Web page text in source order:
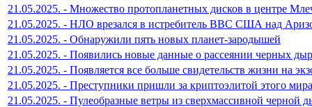
21.05.2025. - Множество протопланетных дисков в центре
21.05.2025. - НЛО врезался в истребитель ВВС США над
21.05.2025. - Обнаружили пять новых планет-зародышей
21.05.2025. - Появились новые данные о рассеянии черных дыр
21.05.2025. - Появляется все больше свидетельств жизни на
21.05.2025. - Преступники пришли за криптоэлитой этого мира
21.05.2025. - Пулеобразные ветры из сверхмассивной черной